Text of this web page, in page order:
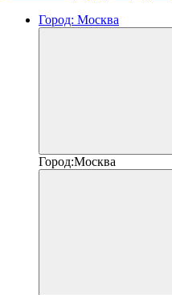
Город: Москва
Город:Москва